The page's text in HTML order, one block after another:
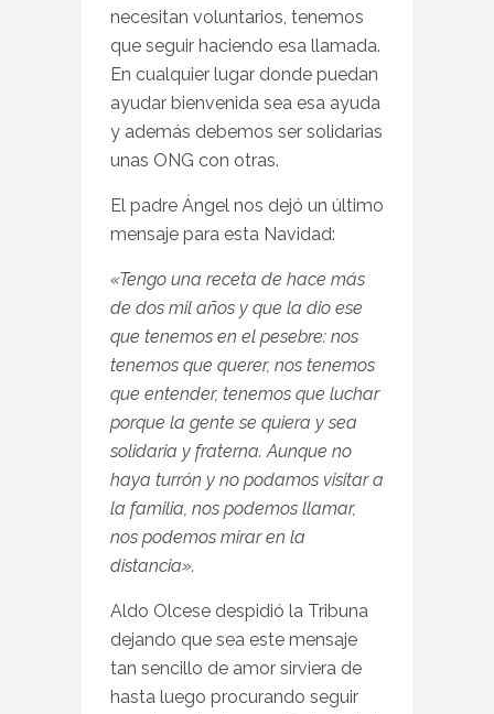
necesitan voluntarios, tenemos
que seguir haciendo esa llamada.
En cualquier lugar donde puedan
ayudar bienvenida sea esa ayuda
y además debemos ser solidarias
unas ONG con otras.
El padre Ángel nos dejó un último
mensaje para esta Navidad:
«Tengo una receta de hace más
de dos mil años y que la dio ese
que tenemos en el pesebre: nos
tenemos que querer, nos tenemos
que entender, tenemos que luchar
porque la gente se quiera y sea
solidaria y fraterna. Aunque no
haya turrón y no podamos visitar a
la familia, nos podemos llamar,
nos podemos mirar en la
distancia».
Aldo Olcese despidió la Tribuna
dejando que sea este mensaje
tan sencillo de amor sirviera de
hasta luego procurando seguir